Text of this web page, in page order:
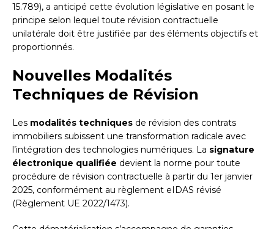
15.789), a anticipé cette évolution législative en posant le
principe selon lequel toute révision contractuelle
unilatérale doit être justifiée par des éléments objectifs et
proportionnés.
Nouvelles Modalités
Techniques de Révision
Les modalités techniques de révision des contrats
immobiliers subissent une transformation radicale avec
l’intégration des technologies numériques. La signature
électronique qualifiée devient la norme pour toute
procédure de révision contractuelle à partir du 1er janvier
2025, conformément au règlement eIDAS révisé
(Règlement UE 2022/1473).